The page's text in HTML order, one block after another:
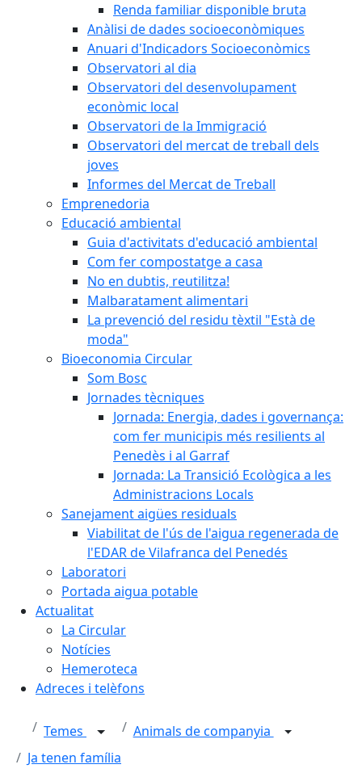
Renda familiar disponible bruta
Anàlisi de dades socioeconòmiques
Anuari d'Indicadors Socioeconòmics
Observatori al dia
Observatori del desenvolupament
econòmic local
Observatori de la Immigració
Observatori del mercat de treball dels
joves
Informes del Mercat de Treball
Emprenedoria
Educació ambiental
Guia d'activitats d'educació ambiental
Com fer compostatge a casa
No en dubtis, reutilitza!
Malbaratament alimentari
La prevenció del residu tèxtil "Està de
moda"
Bioeconomia Circular
Som Bosc
Jornades tècniques
Jornada: Energia, dades i governança:
com fer municipis més resilients al
Penedès i al Garraf
Jornada: La Transició Ecològica a les
Administracions Locals
Sanejament aigües residuals
Viabilitat de l'ús de l'aigua regenerada de
l'EDAR de Vilafranca del Penedés
Laboratori
Portada aigua potable
Actualitat
La Circular
Notícies
Hemeroteca
Adreces i telèfons
Temes
Animals de companyia
Ja tenen família